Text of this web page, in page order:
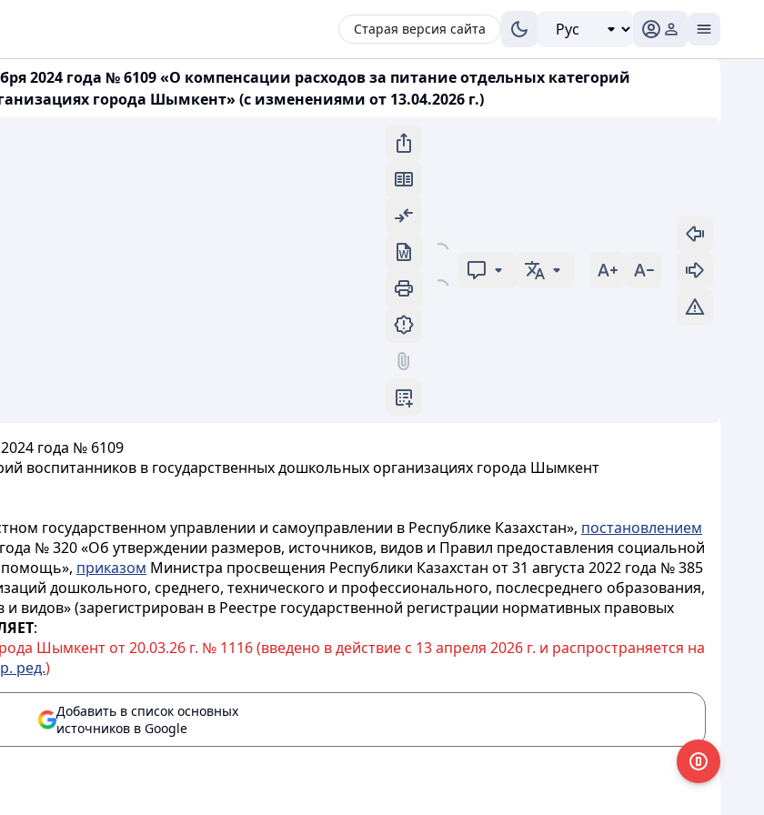
Старая версия сайта
2024 года № 6109 «О компенсации расходов за питание отдельных категорий
города Шымкент» (с изменениями от 13.04.2026 г.)
года № 6109
воспитанников в государственных дошкольных организациях города Шымкент
государственном управлении и самоуправлении в Республике Казахстан», постановлением
№ 320 «Об утверждении размеров, источников, видов и Правил предоставления социальной
помощь», приказом Министра просвещения Республики Казахстан от 31 августа 2022 года № 385
дошкольного, среднего, технического и профессионального, послесреднего образования,
видов» (зарегистрирован в Реестре государственной регистрации нормативных правовых
:
Шымкент от 20.03.26 г. № 1116 (введено в действие с 13 апреля 2026 г. и распространяется на
ред.)
Добавить в список основных
источников в Google